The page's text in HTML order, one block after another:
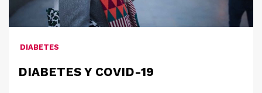
DIABETES
DIABETES Y COVID-19